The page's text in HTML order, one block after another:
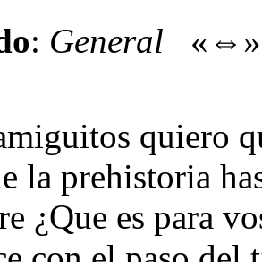
: General
quiero
la prehistoria
¿Que es para